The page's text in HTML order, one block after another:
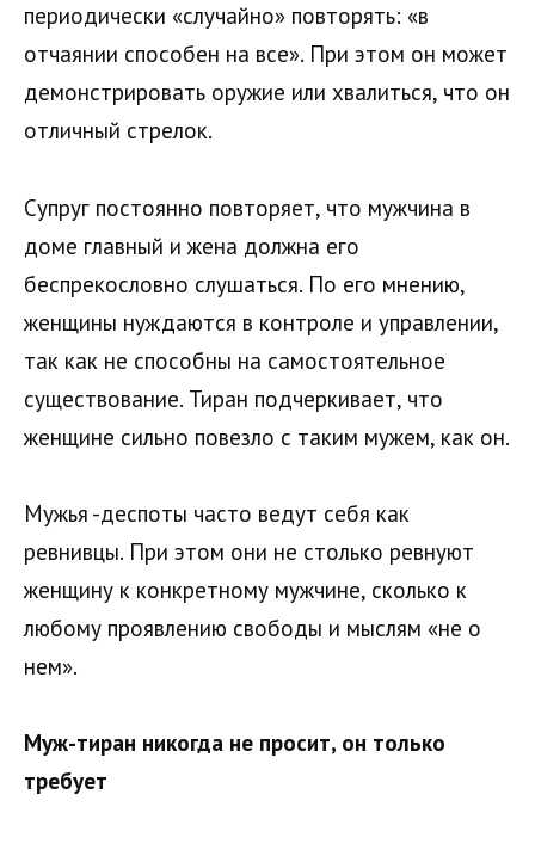
периодически «случайно» повторять: «в
отчаянии способен на все». При этом он может
демонстрировать оружие или хвалиться, что он
отличный стрелок.
Супруг постоянно повторяет, что мужчина в
доме главный и жена должна его
беспрекословно слушаться. По его мнению,
женщины нуждаются в контроле и управлении,
так как не способны на самостоятельное
существование. Тиран подчеркивает, что
женщине сильно повезло с таким мужем, как он.
Мужья -деспоты часто ведут себя как
ревнивцы. При этом они не столько ревнуют
женщину к конкретному мужчине, сколько к
любому проявлению свободы и мыслям «не о
нем».
Муж-тиран никогда не просит, он только
требует